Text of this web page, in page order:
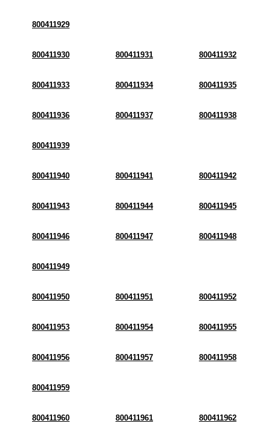
800411929
800411930 800411931 800411932
800411933 800411934 800411935
800411936 800411937 800411938
800411939
800411940 800411941 800411942
800411943 800411944 800411945
800411946 800411947 800411948
800411949
800411950 800411951 800411952
800411953 800411954 800411955
800411956 800411957 800411958
800411959
800411960 800411961 800411962